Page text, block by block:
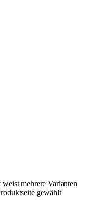
weist mehrere Varianten
gewählt